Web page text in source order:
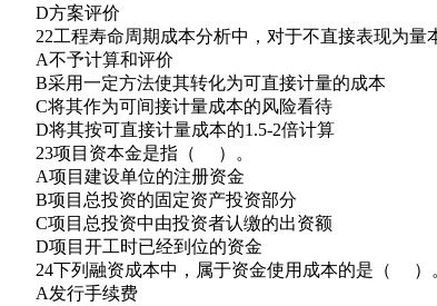
D方案评价
22工程寿命周期成本分析中，对于不直接表现为量
A不予计算和评价
B采用一定方法使其转化为可直接计量的成本
C将其作为可间接计量成本的风险看待
D将其按可直接计量成本的1.5-2倍计算
23项目资本金是指（ ）。
A项目建设单位的注册资金
B项目总投资的固定资产投资部分
C项目总投资中由投资者认缴的出资额
D项目开工时已经到位的资金
24下列融资成本中，属于资金使用成本的是（ ）
A发行手续费